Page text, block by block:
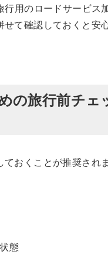
行用のロードサービス
て確認しておくと安
の旅行前チェ
ておくことが推奨され
態